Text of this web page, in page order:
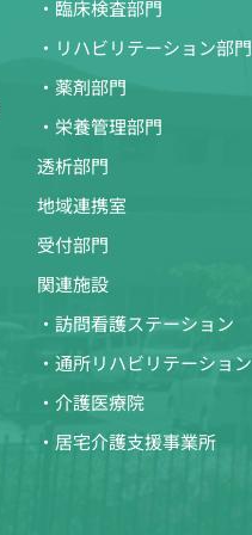
・臨床検査部門
・リハビリテーション部門
・薬剤部門
・栄養管理部門
透析部門
地域連携室
受付部門
関連施設
・訪問看護ステーション
・通所リハビリテーション
・介護医療院
・居宅介護支援事業所